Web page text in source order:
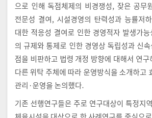
으로 인해 독점체제의 비경쟁성, 잦은 공무
전문성 결여, 시설경영의 탄력성과 능률저
대한 적응성 결여로 인한 경영적자 발생가
의 규제와 통제로 인한 경영상 독립성과 신
점을 비판하고 법령 개정 방향에 대해서 연구
다른 위탁 주체에 따라 운영방식을 소개하고
관리·운영을 논의했다.
기존 선행연구들은 주로 연구대상이 특정지